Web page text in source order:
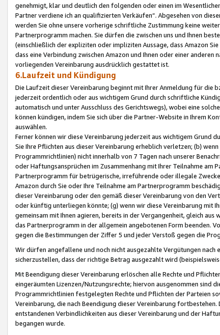
genehmigt, klar und deutlich den folgenden oder einen im
Partner verdiene ich an qualifizierten Verkäufen“. Abgesehen von
werden Sie ohne unsere vorherige schriftliche Zustimmung keine
Partnerprogramm machen. Sie dürfen die zwischen uns und Ihnen
(einschließlich der expliziten oder impliziten Aussage, dass Amazon
dass eine Verbindung zwischen Amazon und Ihnen oder einer
vorliegenden Vereinbarung ausdrücklich gestattet ist.
6.Laufzeit und Kündigung
Die Laufzeit dieser Vereinbarung beginnt mit Ihrer Anmeldung für die
jederzeit ordentlich oder aus wichtigem Grund durch schriftliche
automatisch und unter Ausschluss des Gerichtswegs), wobei eine
können kündigen, indem Sie sich über die Partner-Website in Ihrem
auswählen.
Ferner können wir diese Vereinbarung jederzeit aus wichtigem Grund
Sie Ihre Pflichten aus dieser Vereinbarung erheblich verletzen; (b)
Programmrichtlinien) nicht innerhalb von 7 Tagen nach unserer
oder Haftungsansprüchen im Zusammenhang mit Ihrer Teilnahme am
Partnerprogramm für betrügerische, irreführende oder illegale
Amazon durch Sie oder Ihre Teilnahme am Partnerprogramm
dieser Vereinbarung oder den gemäß dieser Vereinbarung von den
oder künftig unterliegen könnte; (g) wenn wir diese Vereinbarung mit
gemeinsam mit Ihnen agieren, bereits in der Vergangenheit, gleich
das Partnerprogramm in der allgemein angebotenen Form beenden.
gegen die Bestimmungen der Ziffer 5 und jeder Verstoß gegen die
Wir dürfen angefallene und noch nicht ausgezahlte Vergütungen
sicherzustellen, dass der richtige Betrag ausgezahlt wird
Mit Beendigung dieser Vereinbarung erlöschen alle Rechte und
eingeräumten Lizenzen/Nutzungsrechte; hiervon ausgenommen sind
Programmrichtlinien festgelegten Rechte und Pflichten der Parteien
Vereinbarung, die nach Beendigung dieser Vereinbarung
entstandenen Verbindlichkeiten aus dieser Vereinbarung und der
begangen wurde.